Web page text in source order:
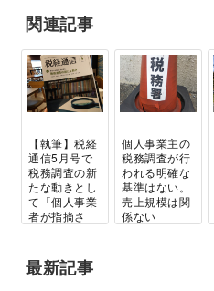
関連記事
【執筆】税経
通信5月号で
税務調査の新
たな動きとし
て「個人事業
者が指摘さ
個人事業主の
税務調査が行
われる明確な
基準はない。
売上規模は関
係ない
最新記事